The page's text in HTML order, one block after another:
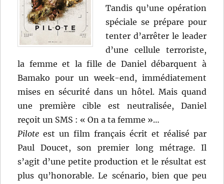
Tandis qu’une opération
spéciale se prépare pour
tenter d’arrêter le leader
d’une cellule terroriste,
la femme et la fille de Daniel débarquent à
Bamako pour un week-end, immédiatement
mises en sécurité dans un hôtel. Mais quand
une première cible est neutralisée, Daniel
reçoit un SMS : « On a ta femme »…
Pilote est un film français écrit et réalisé par
Paul Doucet, son premier long métrage. Il
s’agit d’une petite production et le résultat est
plus qu’honorable. Le scénario, bien que peu